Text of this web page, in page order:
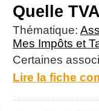
Quelle
Thématique:
Mes Impôts et
Certaines
Lire la fiche